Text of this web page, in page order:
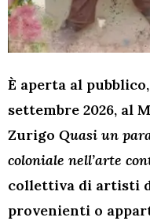
È aperta al
settembre 2026, al
Zurigo Quasi un
coloniale nell’arte
collettiva di artisti
provenienti o